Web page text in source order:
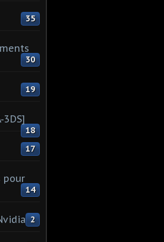
35
30
19
3DS]
18
17
pour
14
2